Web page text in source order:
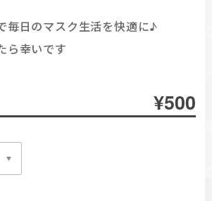
毎日のマスク生活を快適に♪
ら幸いです
¥500